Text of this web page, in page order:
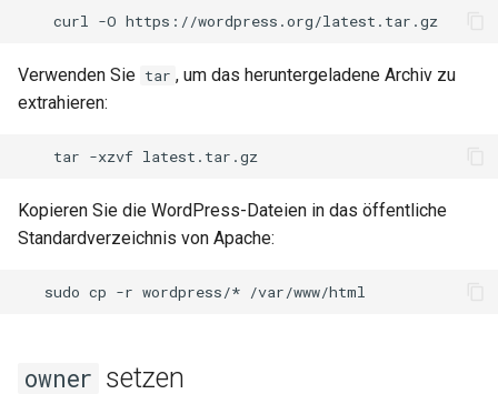
curl -O
Verwenden Sie tar , um das heruntergeladene Archiv zu
extrahieren:
tar -xzvf
Kopieren Sie die WordPress-Dateien in das öffentliche
Standardverzeichnis von Apache:
sudo cp -r wordpress/* /var/www/html
owner setzen